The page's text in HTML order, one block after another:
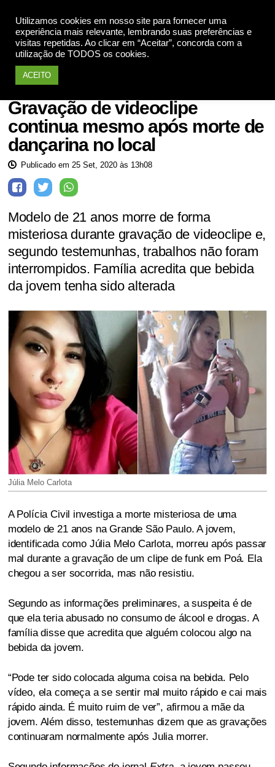
Utilizamos cookies em nosso site para fornecer uma
experiência mais relevante, lembrando suas preferências e
visitas repetidas. Ao clicar em “Aceitar”, concorda com a
utilização de TODOS os cookies.
ACEITO
Geral
Gravação de videoclipe
continua mesmo após morte de
dançarina no local
Publicado em 25 Set, 2020 às 13h08
Modelo de 21 anos morre de forma
misteriosa durante gravação de videoclipe e,
segundo testemunhas, trabalhos não foram
interrompidos. Família acredita que bebida
da jovem tenha sido alterada
Júlia Melo Carlota
A Polícia Civil investiga a morte misteriosa de uma
modelo de 21 anos na Grande São Paulo. A jovem,
identificada como Júlia Melo Carlota, morreu após passar
mal durante a gravação de um clipe de funk em Poá. Ela
chegou a ser socorrida, mas não resistiu.
Segundo as informações preliminares, a suspeita é de
que ela teria abusado no consumo de álcool e drogas. A
família disse que acredita que alguém colocou algo na
bebida da jovem.
“Pode ter sido colocada alguma coisa na bebida. Pelo
vídeo, ela começa a se sentir mal muito rápido e cai mais
rápido ainda. É muito ruim de ver”, afirmou a mãe da
jovem. Além disso, testemunhas dizem que as gravações
continuaram normalmente após Julia morrer.